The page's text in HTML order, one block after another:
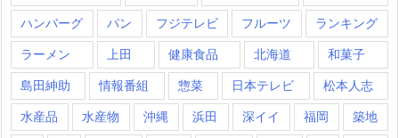
ハンバーグ パン フジテレビ フルーツ ランキング
ラーメン 上田 健康食品 北海道 和菓子
島田紳助 情報番組 惣菜 日本テレビ 松本人志
水産品 水産物 沖縄 浜田 深イイ 福岡 築地